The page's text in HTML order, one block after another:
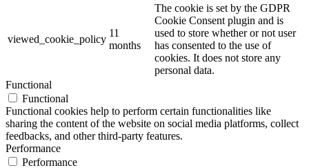
viewed_cookie_policy
11
months
The cookie is set by the GDPR
Cookie Consent plugin and is
used to store whether or not user
has consented to the use of
cookies. It does not store any
personal data.
Functional
Functional
Functional cookies help to perform certain functionalities like
sharing the content of the website on social media platforms, collect
feedbacks, and other third-party features.
Performance
Performance